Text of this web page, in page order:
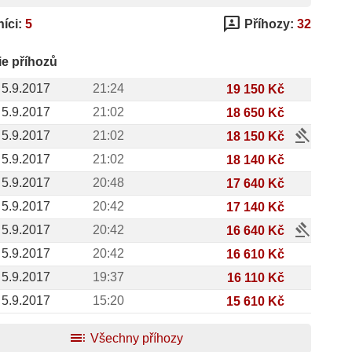
5 3p Příhozy: 32
příhozů
5.9.2017
21:24
19 150 Kč
5.9.2017
21:02
18 650 Kč
5.9.2017
21:02 18 150 Kč gavel
5.9.2017 21:02
18 140 Kč
5.9.2017
20:48
17 640 Kč
5.9.2017
20:42
17 140 Kč
5.9.2017
20:42 16 640 Kč gavel
5.9.2017 20:42
16 610 Kč
5.9.2017
19:37
16 110 Kč
5.9.2017
15:20 15 610 Kč
toc Všechny příhozy